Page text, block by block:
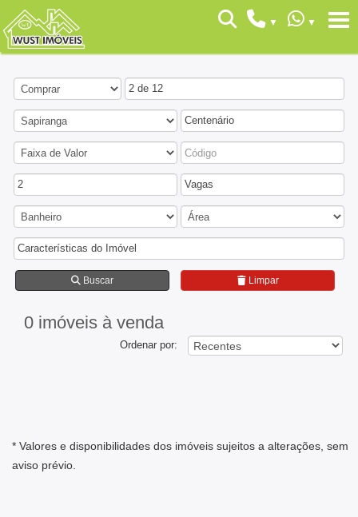
2 de 12
Centenário
2 Vagas
Características do Imóvel
Buscar Limpar
0 imóveis à venda
Ordenar por:
* Valores e disponibilidades dos imóveis sujeitos a alterações, sem
aviso prévio.